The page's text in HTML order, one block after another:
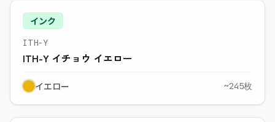
インク
ITH-Y
ITH-Y イチョウ イエロー
イエロー ~245枚